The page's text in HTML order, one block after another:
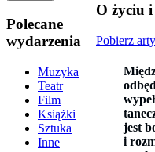
Polecane
wydarzenia
Muzyka
Teatr
Film
Książki
Sztuka
Inne
O życiu i
Pobierz
jest
i